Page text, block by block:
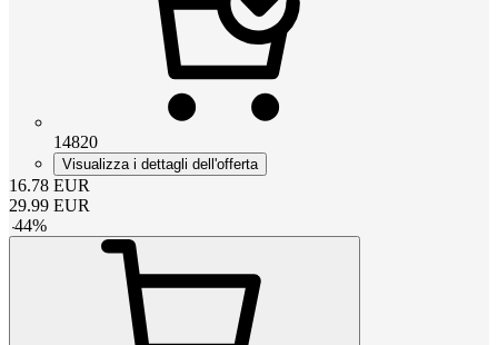
14820
Visualizza i dettagli dell'offerta
16.78 EUR
29.99 EUR
-44%